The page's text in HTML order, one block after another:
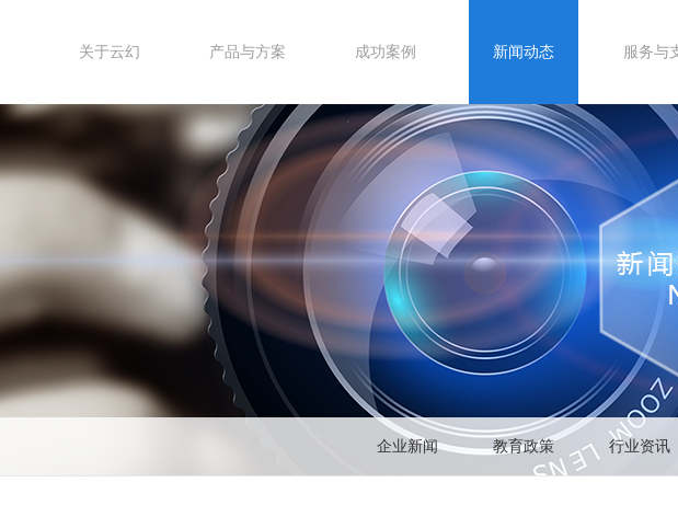
关于云幻 产品与方案 成功案例 新闻动态 服务与
企业新闻 教育政策 行业资讯